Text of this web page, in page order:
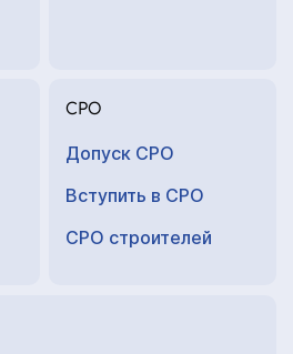
СРО
Допуск СРО
Вступить в СРО
СРО строителей